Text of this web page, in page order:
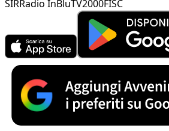
SIRRadio InBluTV2000FISC